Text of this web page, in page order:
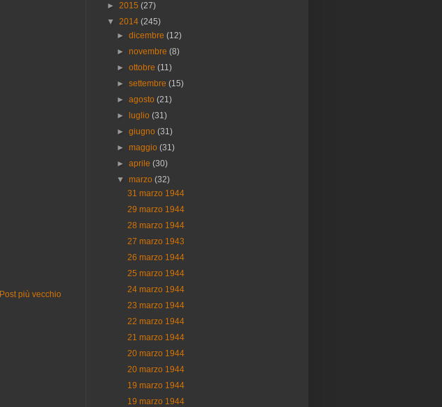
Post più vecchio
► 2015 (27)
▼ 2014 (245)
►dicembre(12)
►novembre(8)
►ottobre(11)
►settembre(15)
►agosto(21)
►
luglio(31)
►giugno(31)
►maggio(31)
►aprile(30)
▼marzo(32)
31 marzo 1944
29 marzo 1944
28 marzo 1944
27 marzo 1943
26 marzo 1944
25 marzo 1944
24 marzo 1944
23 marzo 1944
22 marzo 1944
21 marzo 1944
20 marzo 1944
20 marzo 1944
19 marzo 1944
19 marzo 1944